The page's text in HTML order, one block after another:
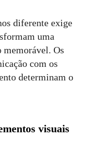
diferente exige
uma
memorável. Os
com os
determinam o
visuais